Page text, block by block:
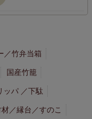
／竹弁当箱
国産竹籠
ッパ ／下駄
／縁台／すのこ